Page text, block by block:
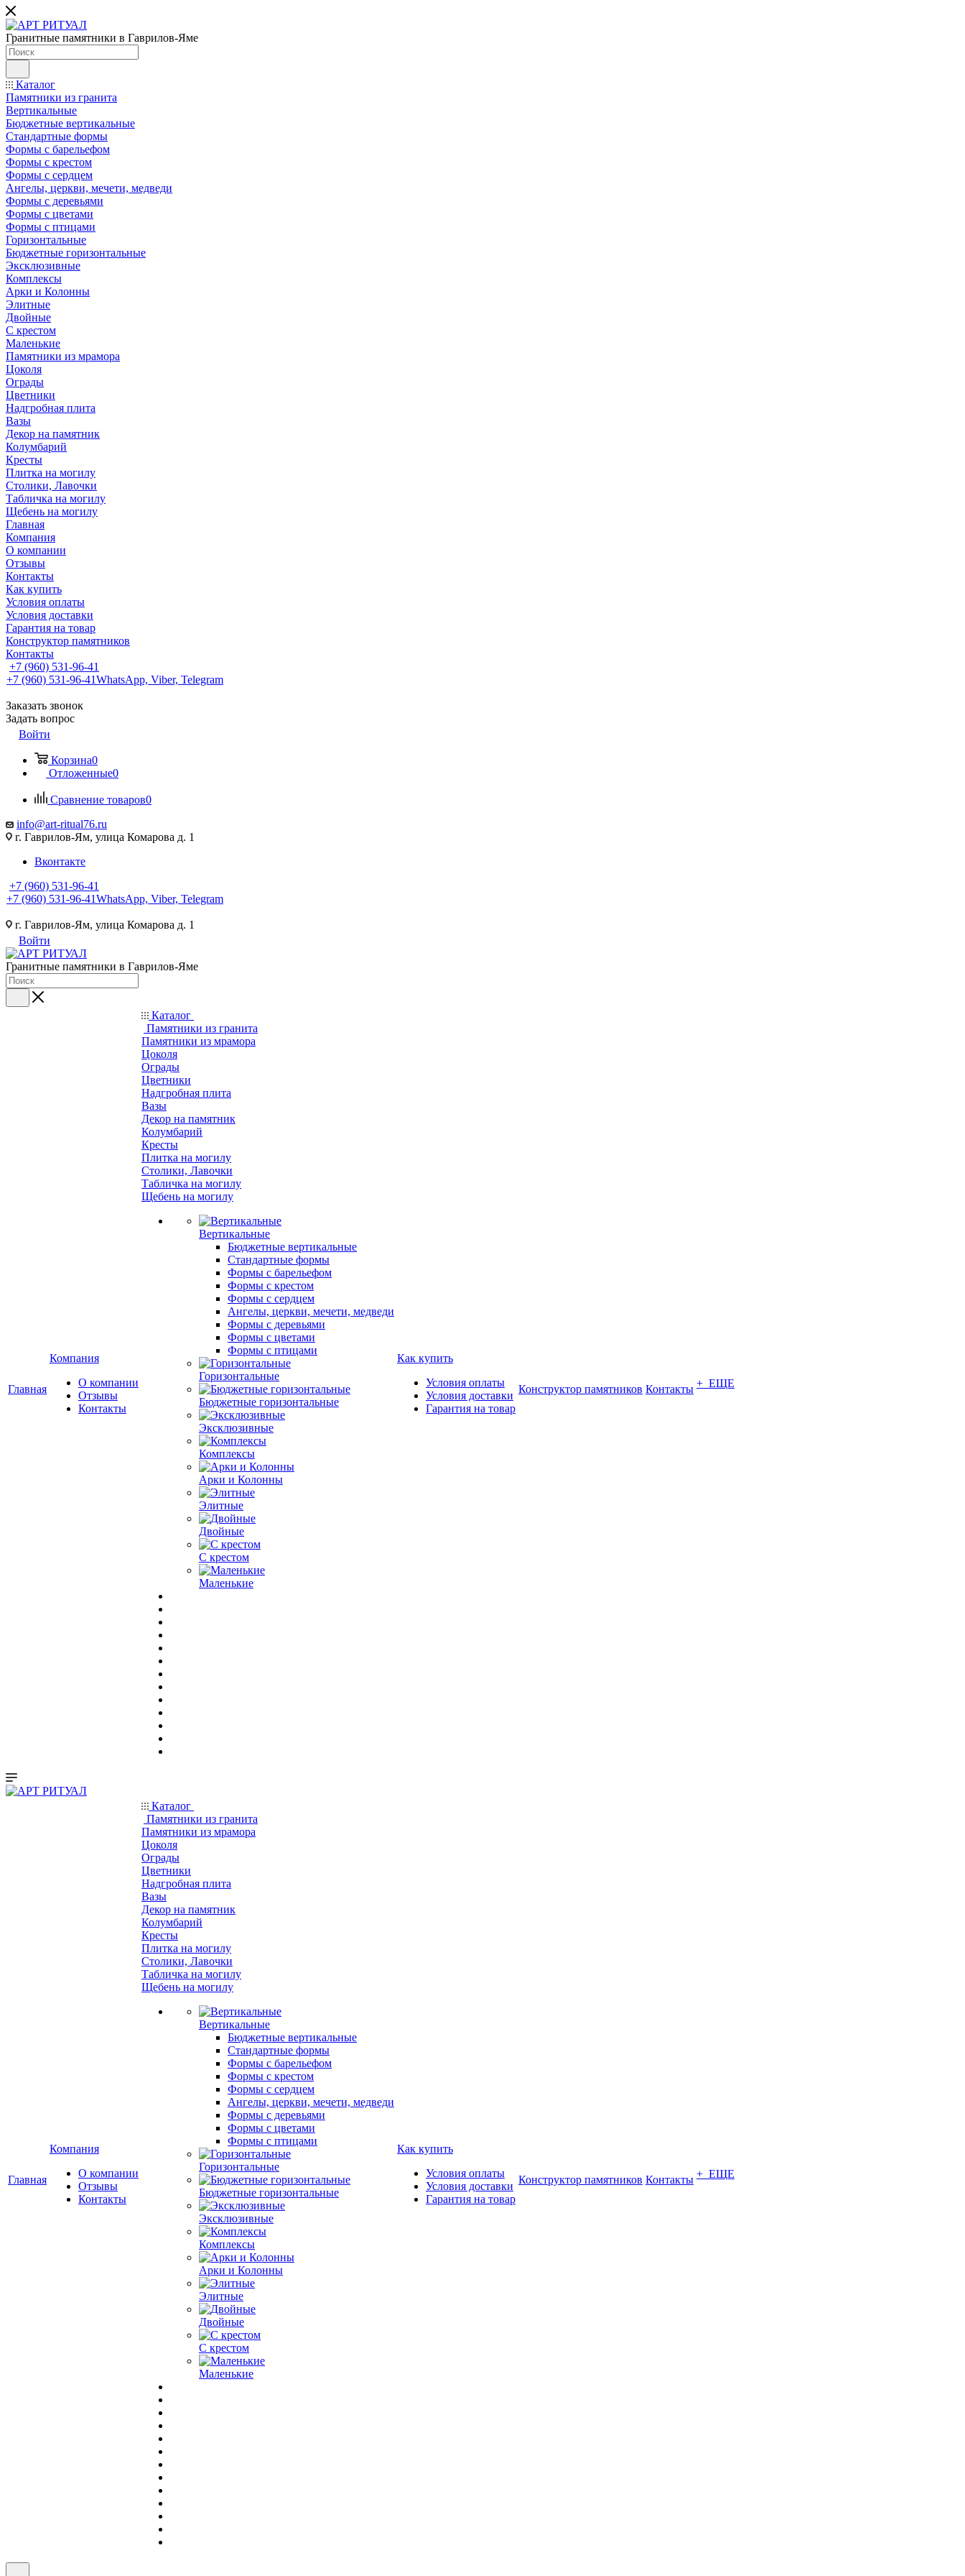
Гранитные памятники в Гаврилов-Яме
Каталог
Памятники из гранита
Вертикальные
Бюджетные вертикальные
Стандартные формы
Формы с барельефом
Формы с крестом
Формы с сердцем
Ангелы, церкви, мечети, медведи
Формы с деревьями
Формы с цветами
Формы с птицами
Горизонтальные
Бюджетные горизонтальные
Эксклюзивные
Комплексы
Арки и Колонны
Элитные
Двойные
С крестом
Маленькие
Памятники из мрамора
Цоколя
Ограды
Цветники
Надгробная плита
Вазы
Декор на памятник
Колумбарий
Кресты
Плитка на могилу
Столики, Лавочки
Табличка на могилу
Щебень на могилу
Главная
Компания
О компании
Отзывы
Контакты
Как купить
Условия оплаты
Условия доставки
Гарантия на товар
Конструктор памятников
Контакты
+7 (960) 531-96-41
+7 (960) 531-96-41WhatsApp, Viber, Telegram
Заказать звонок
Задать вопрос
Войти
Корзина0
Отложенные0
Сравнение товаров0
info@art-ritual76.ru
г. Гаврилов-Ям, улица Комарова д. 1
Вконтакте
+7 (960) 531-96-41
+7 (960) 531-96-41WhatsApp, Viber, Telegram
г. Гаврилов-Ям, улица Комарова д. 1
Войти
Гранитные памятники в Гаврилов-Яме
Главная
Компания
О компании
Отзывы
Контакты
Каталог
Памятники из гранита
Памятники из мрамора
Цоколя
Ограды
Цветники
Надгробная плита
Вазы
Декор на памятник
Колумбарий
Кресты
Плитка на могилу
Столики, Лавочки
Табличка на могилу
Щебень на могилу
Вертикальные
Бюджетные вертикальные
Стандартные формы
Формы с барельефом
Формы с крестом
Формы с сердцем
Ангелы, церкви, мечети, медведи
Формы с деревьями
Формы с цветами
Формы с птицами
Горизонтальные
Бюджетные горизонтальные
Эксклюзивные
Комплексы
Арки и Колонны
Элитные
Двойные
С крестом
Маленькие
Как купить
Условия оплаты
Условия доставки
Гарантия на товар
Конструктор памятников Контакты + ЕЩЕ
Главная
Компания
О компании
Отзывы
Контакты
Каталог
Памятники из гранита
Памятники из мрамора
Цоколя
Ограды
Цветники
Надгробная плита
Вазы
Декор на памятник
Колумбарий
Кресты
Плитка на могилу
Столики, Лавочки
Табличка на могилу
Щебень на могилу
Вертикальные
Бюджетные вертикальные
Стандартные формы
Формы с барельефом
Формы с крестом
Формы с сердцем
Ангелы, церкви, мечети, медведи
Формы с деревьями
Формы с цветами
Формы с птицами
Горизонтальные
Бюджетные горизонтальные
Эксклюзивные
Комплексы
Арки и Колонны
Элитные
Двойные
С крестом
Маленькие
Как купить
Условия оплаты
Условия доставки
Гарантия на товар
Конструктор памятников Контакты + ЕЩЕ